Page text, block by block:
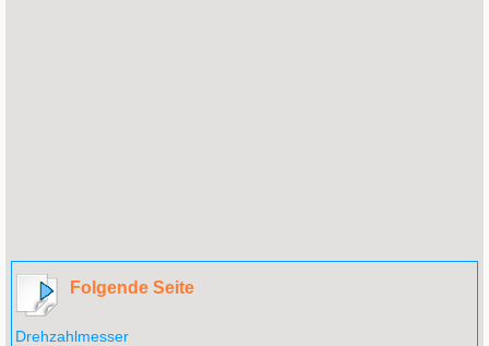
Folgende Seite
Drehzahlmesser